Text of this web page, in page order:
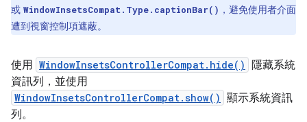
或 WindowInsetsCompat.Type.captionBar() ，避免使用者介面
遭到視窗控制項遮蔽。
使用 WindowInsetsControllerCompat.hide()
隱藏系統
資訊列，並使用
WindowInsetsControllerCompat.show() 顯示系統資訊
列。